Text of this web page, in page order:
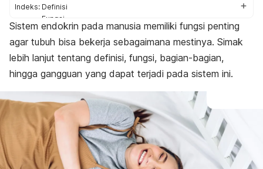
Indeks: Definisi
Fungsi
Anatomi
Gangguan
Sistem endokrin pada manusia memiliki fungsi penting
agar tubuh bisa bekerja sebagaimana mestinya. Simak
lebih lanjut tentang definisi, fungsi, bagian-bagian,
hingga gangguan yang dapat terjadi pada sistem ini.